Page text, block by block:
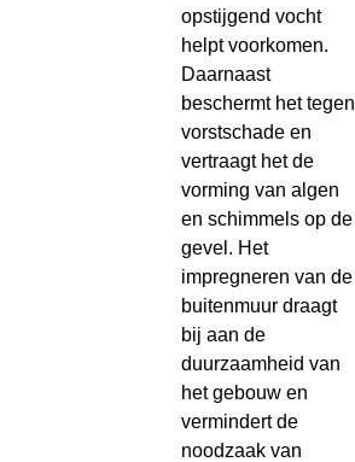
opstijgend vocht
helpt voorkomen.
Daarnaast
beschermt het tegen
vorstschade en
vertraagt het de
vorming van algen
en schimmels op de
gevel. Het
impregneren van de
buitenmuur draagt
bij aan de
duurzaamheid van
het gebouw en
vermindert de
noodzaak van